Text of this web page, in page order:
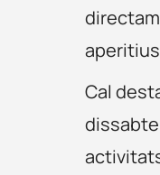
Cal
dissabte